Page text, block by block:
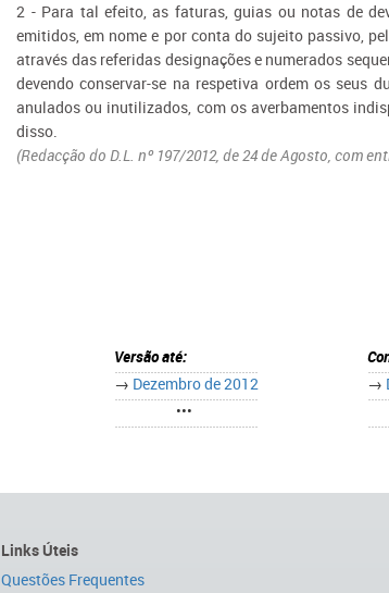
2 - Para tal efeito, as faturas, guias ou notas de
emitidos, em nome e por conta do sujeito passivo,
através das referidas designações e numerados
devendo conservar-se na respetiva ordem os seus
anulados ou inutilizados, com os averbamentos
disso.
(Redacção do D.L. nº 197/2012, de 24 de Agosto, com
Versão até:
→ Dezembro de 2012
•••
→
Links Úteis
Questões Frequentes